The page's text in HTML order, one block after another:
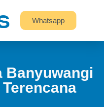
Whatsapp
Banyuwangi